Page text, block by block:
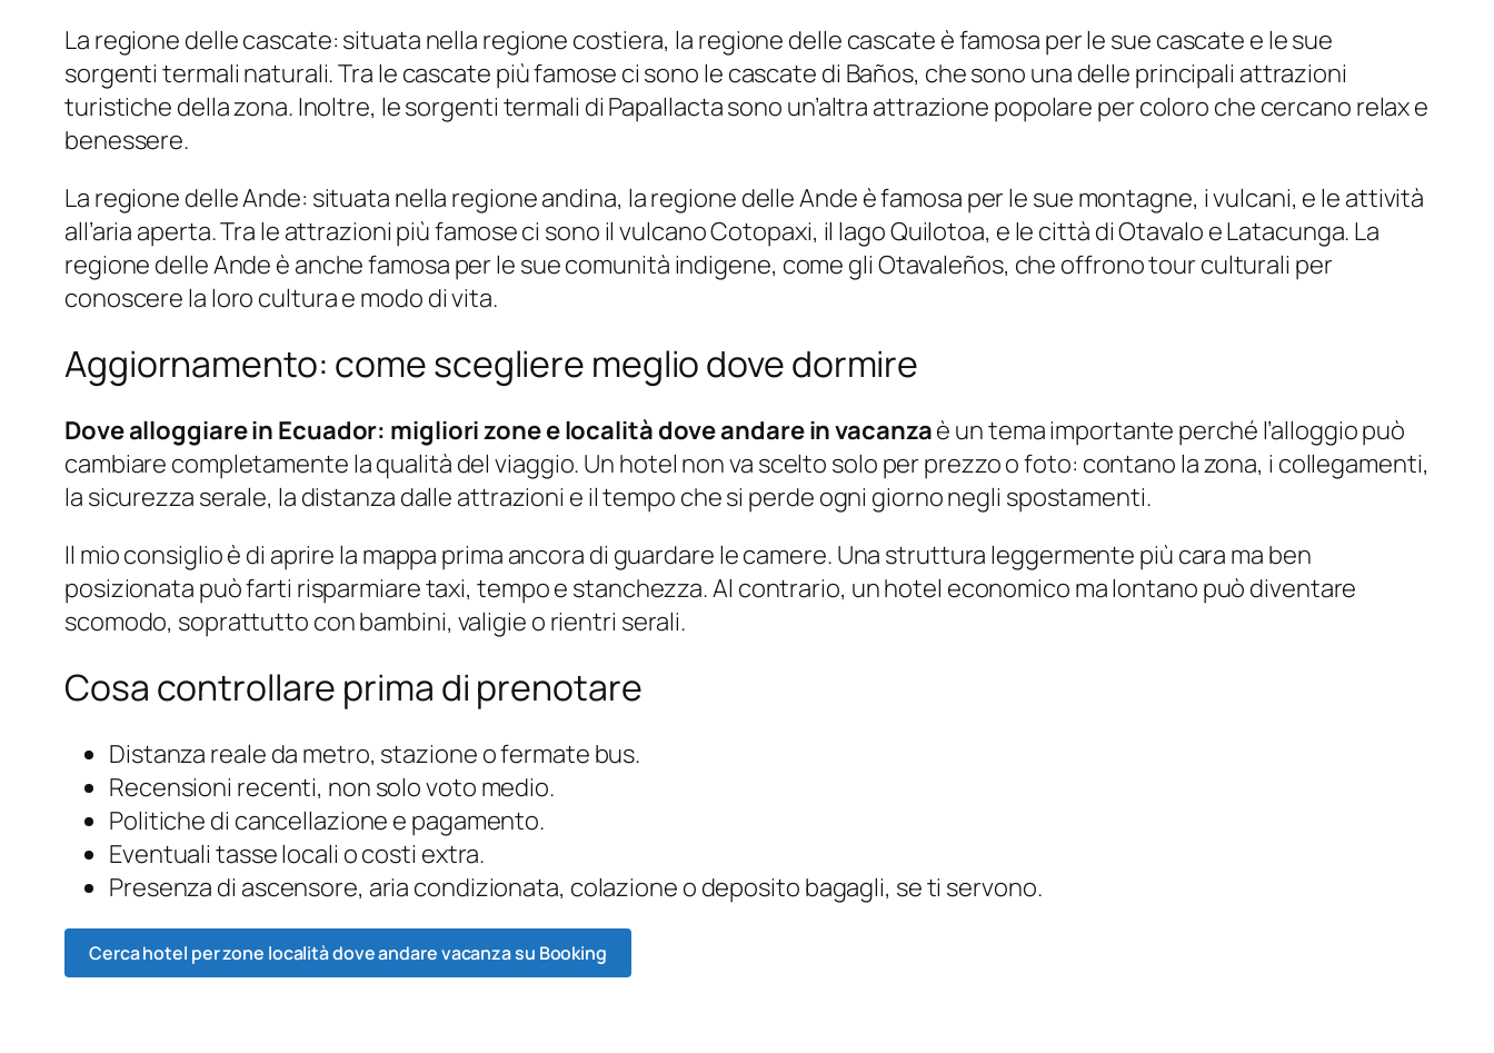
La regione delle cascate: situata nella regione costiera, la regione delle cascate è famosa per le sue cascate e le sue
sorgenti termali naturali. Tra le cascate più famose ci sono le cascate di Baños, che sono una delle principali attrazioni
turistiche della zona. Inoltre, le sorgenti termali di Papallacta sono un’altra attrazione popolare per coloro che cercano relax e
benessere.
La regione delle Ande: situata nella regione andina, la regione delle Ande è famosa per le sue montagne, i vulcani, e le attività
all’aria aperta. Tra le attrazioni più famose ci sono il vulcano Cotopaxi, il lago Quilotoa, e le città di Otavalo e Latacunga. La
regione delle Ande è anche famosa per le sue comunità indigene, come gli Otavaleños, che offrono tour culturali per
conoscere la loro cultura e modo di vita.
Aggiornamento: come scegliere meglio dove dormire
Dove alloggiare in Ecuador: migliori zone e località dove andare in vacanzaè un tema importante perché l’alloggio può
cambiare completamente la qualità del viaggio. Un hotel non va scelto solo per prezzo o foto: contano la zona, i collegamenti,
la sicurezza serale, la distanza dalle attrazioni e il tempo che si perde ogni giorno negli spostamenti.
Il mio consiglio è di aprire la mappa prima ancora di guardare le camere. Una struttura leggermente più cara ma ben
posizionata può farti risparmiare taxi, tempo e stanchezza. Al contrario, un hotel economico ma lontano può diventare
scomodo, soprattutto con bambini, valigie o rientri serali.
Cosa controllare prima di prenotare
Distanza reale da metro, stazione o fermate bus.
Recensioni recenti, non solo voto medio.
Politiche di cancellazione e pagamento.
Eventuali tasse locali o costi extra.
Presenza di ascensore, aria condizionata, colazione o deposito bagagli, se ti servono.
Cerca hotel per zone località dove andare vacanza su Booking